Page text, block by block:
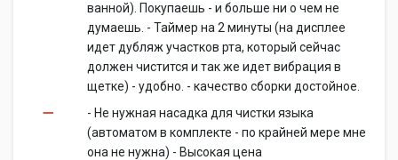
ванной). Покупаешь - и больше ни о чем не
думаешь. - Таймер на 2 минуты (на дисплее
идет дубляж участков рта, который сейчас
должен чистится и так же идет вибрация в
щетке) - удобно. - качество сборки достойное.
- Не нужная насадка для чистки языка
(автоматом в комплекте - по крайней мере мне
она не нужна) - Высокая цена